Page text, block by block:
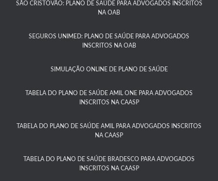
SÃO CRISTÓVÃO: PLANO DE SAÚDE PARA ADVOGADOS INSCRITOS
NA OAB
SEGUROS UNIMED: PLANO DE SAÚDE PARA ADVOGADOS
INSCRITOS NA OAB
SIMULAÇÃO ONLINE DE PLANO DE SAÚDE
TABELA DO PLANO DE SAÚDE AMIL ONE PARA ADVOGADOS
INSCRITOS NA CAASP​
TABELA DO PLANO DE SAÚDE AMIL PARA ADVOGADOS INSCRITOS
NA CAASP​
TABELA DO PLANO DE SAÚDE BRADESCO PARA ADVOGADOS
INSCRITOS NA CAASP​